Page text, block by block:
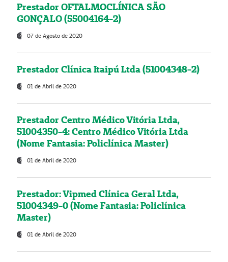
Prestador OFTALMOCLÍNICA SÃO
GONÇALO (55004164-2)
07 de Agosto de 2020
Prestador Clínica Itaipú Ltda (51004348-2)
01 de Abril de 2020
Prestador Centro Médico Vitória Ltda,
51004350-4: Centro Médico Vitória Ltda
(Nome Fantasia: Policlínica Master)
01 de Abril de 2020
Prestador: Vipmed Clínica Geral Ltda,
51004349-0 (Nome Fantasia: Policlínica
Master)
01 de Abril de 2020